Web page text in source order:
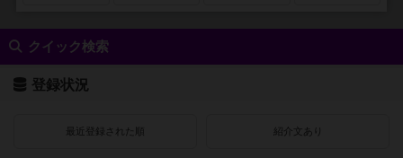
クイック検索
登録状況
最近登録された順 紹介文あり